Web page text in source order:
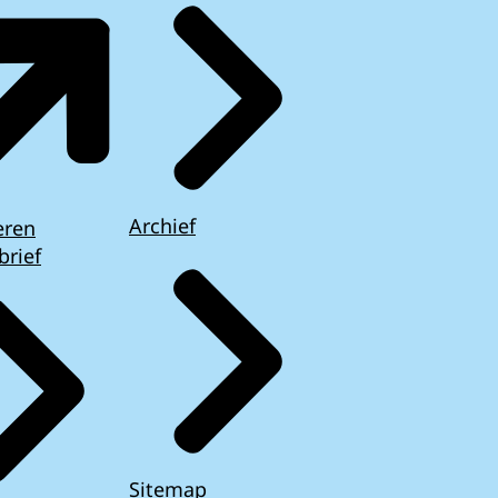
Archief
Sitemap